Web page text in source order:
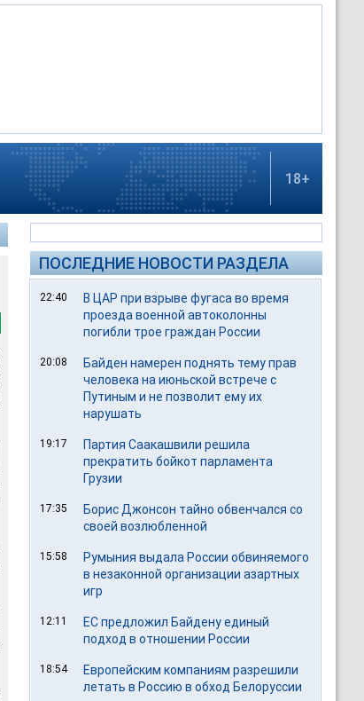
18+
ПОСЛЕДНИЕ НОВОСТИ РАЗДЕЛА
22:40
В ЦАР при взрыве фугаса во время
проезда военной автоколонны
погибли трое граждан России
20:08
Байден намерен поднять тему прав
человека на июньской встрече с
Путиным и не позволит ему их
нарушать
19:17
Партия Саакашвили решила
прекратить бойкот парламента
Грузии
17:35
Борис Джонсон тайно обвенчался со
своей возлюбленной
15:58
Румыния выдала России обвиняемого
в незаконной организации азартных
игр
12:11
ЕС предложил Байдену единый
подход в отношении России
18:54
Европейским компаниям разрешили
летать в Россию в обход Белоруссии